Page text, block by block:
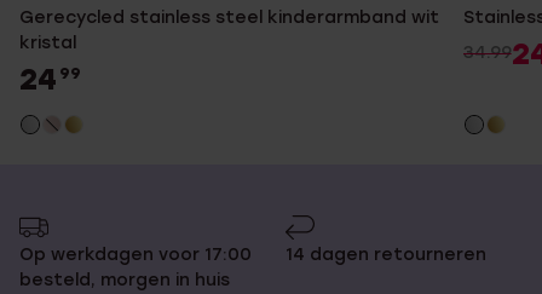
Gerecycled stainless steel kinderarmband wit
kristal
24 99
34.99
Op werkdagen voor 17:00
besteld, morgen in huis
14 dagen retourneren